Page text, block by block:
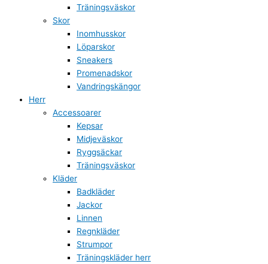
Träningsväskor
Skor
Inomhusskor
Löparskor
Sneakers
Promenadskor
Vandringskängor
Herr
Accessoarer
Kepsar
Midjeväskor
Ryggsäckar
Träningsväskor
Kläder
Badkläder
Jackor
Linnen
Regnkläder
Strumpor
Träningskläder herr